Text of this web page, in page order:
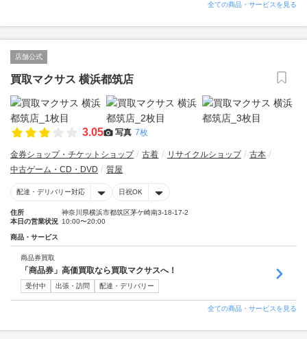
全ての商品・サービスを見る
店舗公式
買取マクサス 横浜都筑店
3.05 写真 7枚
金券ショップ・チケットショップ 古着 リサイクルショップ
古本
中古ゲーム・CD・DVD
質屋
配達・デリバリー対応 日祝OK
住所
神奈川県横浜市都筑区茅ケ崎南3-18-17-2
本日の営業状況 10:00〜20:00
商品・サービス
商品券買取
「商品券」高価買取なら買取マクサスへ！
受付中 出張・訪問 配達・デリバリー
全ての商品・サービスを見る